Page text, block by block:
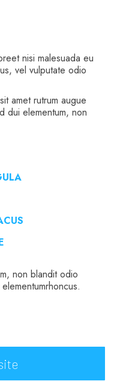
nisi malesuada eu
vel vulputate odio
amet rutrum augue
dui elementum, non
non blandit odio